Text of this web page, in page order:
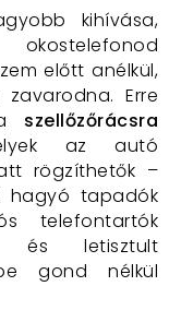
kihívása,
előtt anélkül,
Erre
szellőzőrácsra
az autó
rögzíthetők –
hagyó tapadók
telefontartók
és letisztult
gond nélkül